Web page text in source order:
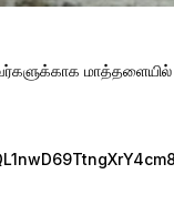
மாத்தளையில்